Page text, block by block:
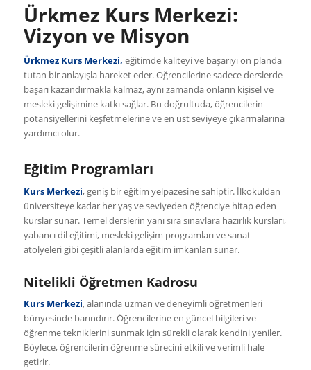
Ürkmez Kurs Merkezi:
Vizyon ve Misyon
Ürkmez Kurs Merkezi, eğitimde kaliteyi ve başarıyı ön planda
tutan bir anlayışla hareket eder. Öğrencilerine sadece derslerde
başarı kazandırmakla kalmaz, aynı zamanda onların kişisel ve
mesleki gelişimine katkı sağlar. Bu doğrultuda, öğrencilerin
potansiyellerini keşfetmelerine ve en üst seviyeye çıkarmalarına
yardımcı olur.
Eğitim Programları
Kurs Merkezi, geniş bir eğitim yelpazesine sahiptir. İlkokuldan
üniversiteye kadar her yaş ve seviyeden öğrenciye hitap eden
kurslar sunar. Temel derslerin yanı sıra sınavlara hazırlık kursları,
yabancı dil eğitimi, mesleki gelişim programları ve sanat
atölyeleri gibi çeşitli alanlarda eğitim imkanları sunar.
Nitelikli Öğretmen Kadrosu
Kurs Merkezi, alanında uzman ve deneyimli öğretmenleri
bünyesinde barındırır. Öğrencilerine en güncel bilgileri ve
öğrenme tekniklerini sunmak için sürekli olarak kendini yeniler.
Böylece, öğrencilerin öğrenme sürecini etkili ve verimli hale
getirir.